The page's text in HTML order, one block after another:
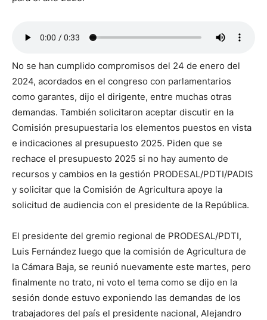
No se han cumplido compromisos del 24 de enero del
2024, acordados en el congreso con parlamentarios
como garantes, dijo el dirigente, entre muchas otras
demandas. También solicitaron aceptar discutir en la
Comisión presupuestaria los elementos puestos en vista
e indicaciones al presupuesto 2025. Piden que se
rechace el presupuesto 2025 si no hay aumento de
recursos y cambios en la gestión PRODESAL/PDTI/PADIS
y solicitar que la Comisión de Agricultura apoye la
solicitud de audiencia con el presidente de la República.
El presidente del gremio regional de PRODESAL/PDTI,
Luis Fernández luego que la comisión de Agricultura de
la Cámara Baja, se reunió nuevamente este martes, pero
finalmente no trato, ni voto el tema como se dijo en la
sesión donde estuvo exponiendo las demandas de los
trabajadores del país el presidente nacional, Alejandro